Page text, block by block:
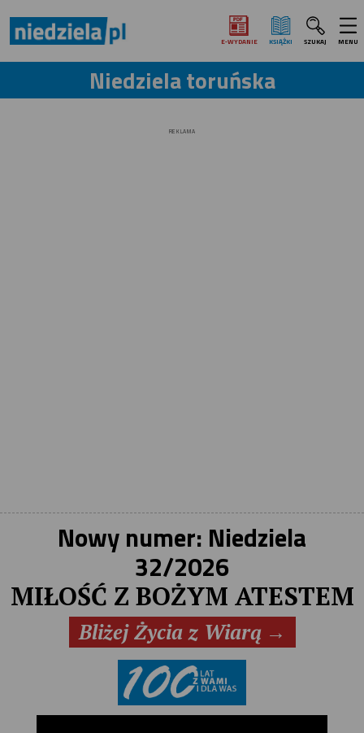
E‑WYDANIE KSIĄŻKI SZUKAJ MENU
Niedziela toruńska
REKLAMA
Nowy numer: Niedziela
32/2026
MIŁOŚĆ Z BOŻYM ATESTEM
Bliżej Życia z Wiarą →